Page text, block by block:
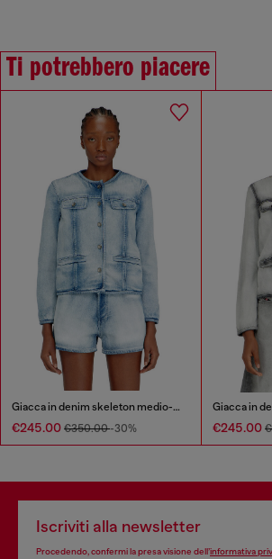
Ti potrebbero piacere
Giacca in denim skeleton medio-chiaro
€245.00 €350.00-30%
Giacca in
€245.00
Iscriviti alla newsletter
Procedendo, confermi la presa visione dell’informativa